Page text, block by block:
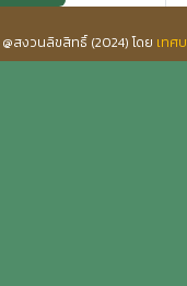
@สงวนลิขสิทธิ์ (2024) โดย เทศ